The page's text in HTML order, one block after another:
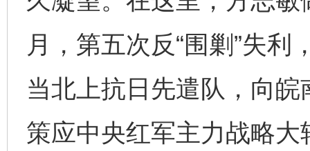
月，第五次反“围剿”失
当北上抗日先遣队，向
策应中央红军主力战略大